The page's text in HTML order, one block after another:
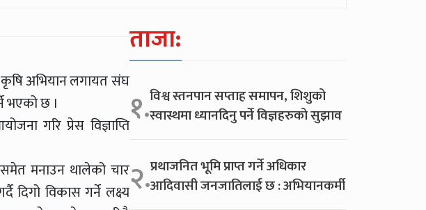
कृषि अभियान लगायत संघ
भएको छ ।
गरि प्रेस विज्ञाप्ति
समेत मनाउन थालेको चार
विकास गर्ने लक्ष्य
ताजा:
१.विश्व स्तनपान सप्ताह समापन, शिशुको
स्वास्थमा ध्यानदिनु पर्ने विज्ञहरुको सुझाव
२.प्रथाजनित भूमि प्राप्त गर्ने अधिकार
आदिवासी जनजातिलाई छ : अभियानकर्मी